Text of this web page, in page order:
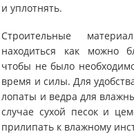
и уплотнять.
Строительные
находиться как можно
чтобы не было
время и силы. Для
лопаты и ведра для
случае сухой песок и
прилипать к влажному